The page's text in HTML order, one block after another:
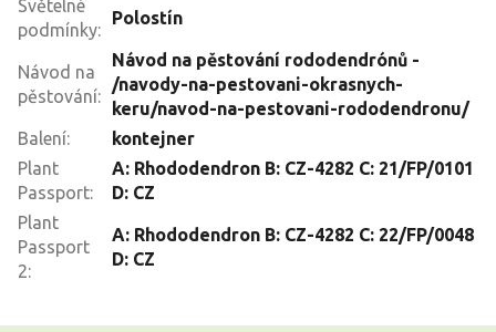
Světelné
podmínky:
Polostín
Návod na
pěstování:
Návod na pěstování rododendrónů -
/navody-na-pestovani-okrasnych-
keru/navod-na-pestovani-rododendronu/
Balení:
kontejner
Plant
Passport:
A: Rhododendron B: CZ-4282 C: 21/FP/0101
D: CZ
Plant
Passport
2:
A: Rhododendron B: CZ-4282 C: 22/FP/0048
D: CZ